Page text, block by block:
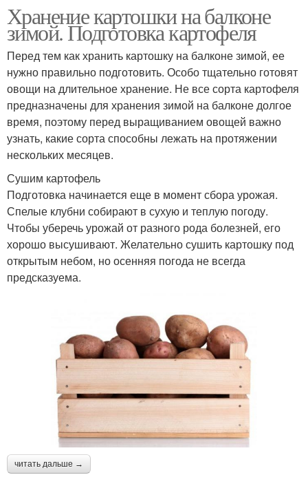
Хранение картошки на балконе
зимой. Подготовка картофеля
Перед тем как хранить картошку на балконе зимой, ее
нужно правильно подготовить. Особо тщательно готовят
овощи на длительное хранение. Не все сорта картофеля
предназначены для хранения зимой на балконе долгое
время, поэтому перед выращиванием овощей важно
узнать, какие сорта способны лежать на протяжении
нескольких месяцев.
Сушим картофель
Подготовка начинается еще в момент сбора урожая.
Спелые клубни собирают в сухую и теплую погоду.
Чтобы уберечь урожай от разного рода болезней, его
хорошо высушивают. Желательно сушить картошку под
открытым небом, но осенняя погода не всегда
предсказуема.
читать дальше →